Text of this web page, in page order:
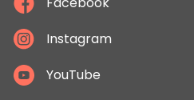
Instagram
YouTube